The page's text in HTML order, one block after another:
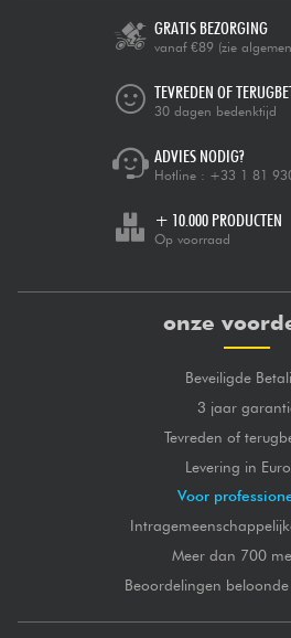
GRATIS BEZORGING
vanaf €89 (zie
TEVREDEN OF
30 dagen bedenktijd
ADVIES NODIG?
Hotline : +33 1 81
+ 10.000 PRODUCTEN
Op voorraad
onze
Beveiligde
3 jaar
Tevreden of
Levering in
Voor
Meer dan 700
Beoordelingen